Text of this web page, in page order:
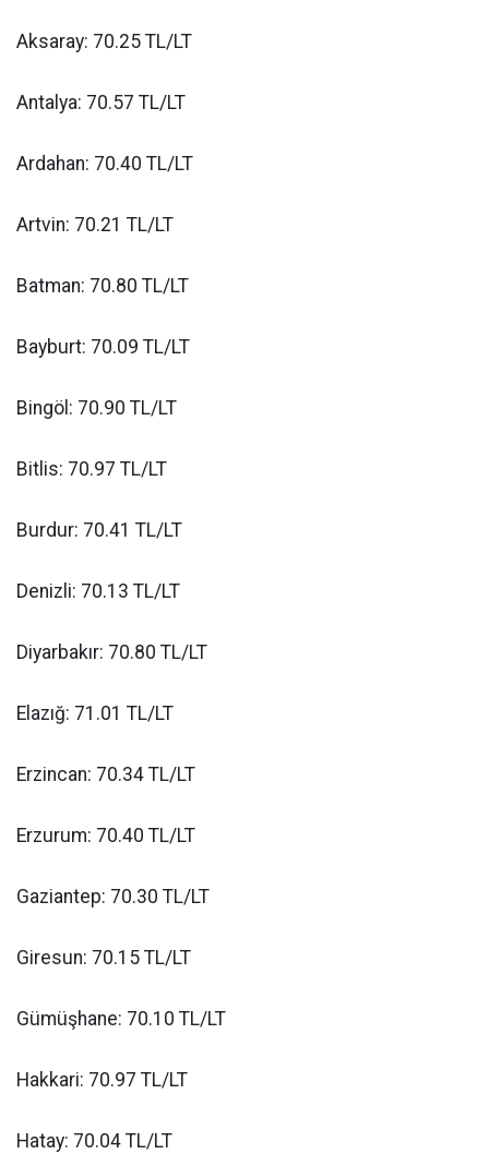
Aksaray: 70.25 TL/LT
Antalya: 70.57 TL/LT
Ardahan: 70.40 TL/LT
Artvin: 70.21 TL/LT
Batman: 70.80 TL/LT
Bayburt: 70.09 TL/LT
Bingöl: 70.90 TL/LT
Bitlis: 70.97 TL/LT
Burdur: 70.41 TL/LT
Denizli: 70.13 TL/LT
Diyarbakır: 70.80 TL/LT
Elazığ: 71.01 TL/LT
Erzincan: 70.34 TL/LT
Erzurum: 70.40 TL/LT
Gaziantep: 70.30 TL/LT
Giresun: 70.15 TL/LT
Gümüşhane: 70.10 TL/LT
Hakkari: 70.97 TL/LT
Hatay: 70.04 TL/LT